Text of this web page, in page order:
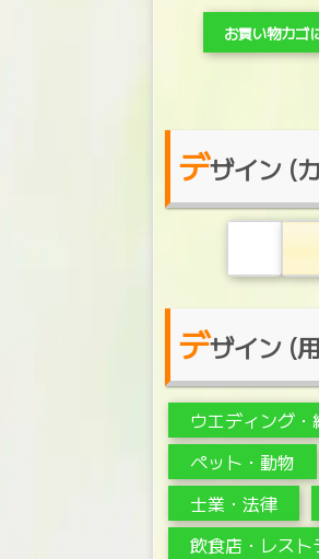
お買い物カゴ
デザイン (
デザイン (
ウエディング・
ペット・動物
士業・法律
飲食店・レスト